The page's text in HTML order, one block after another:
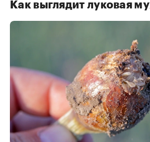
Как выглядит луковая